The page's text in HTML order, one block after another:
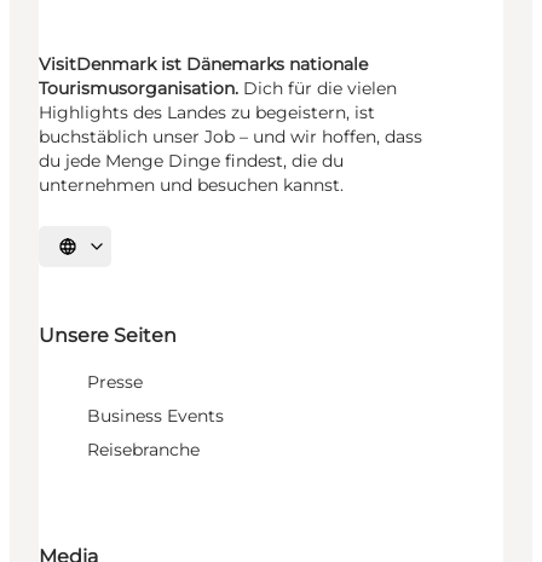
VisitDenmark ist Dänemarks nationale
Tourismusorganisation. Dich für die vielen
Highlights des Landes zu begeistern, ist
buchstäblich unser Job – und wir hoffen, dass
du jede Menge Dinge findest, die du
unternehmen und besuchen kannst.
Sprache auswählen
Unsere Seiten
Presse
Business Events
Reisebranche
Media